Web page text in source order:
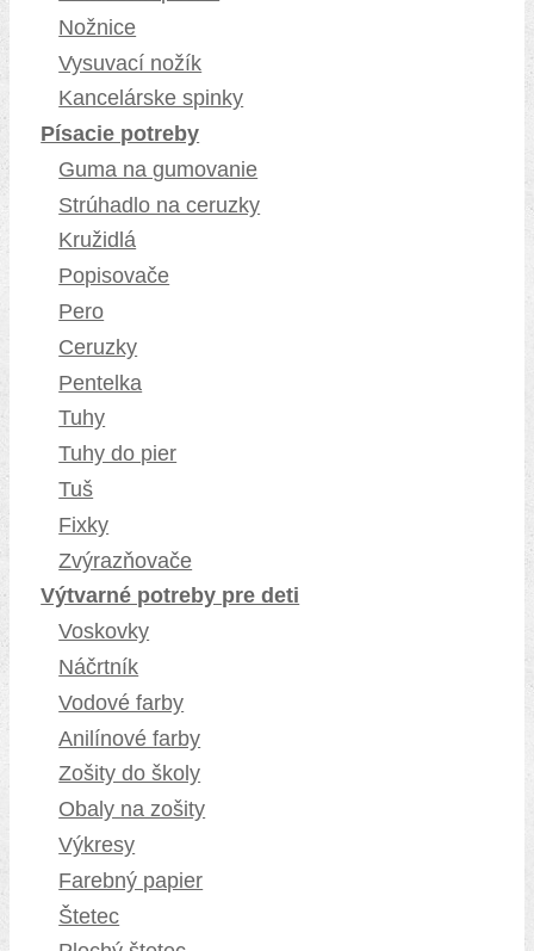
Nožnice
Vysuvací nožík
Kancelárske spinky
Písacie potreby
Guma na gumovanie
Strúhadlo na ceruzky
Kružidlá
Popisovače
Pero
Ceruzky
Pentelka
Tuhy
Tuhy do pier
Tuš
Fixky
Zvýrazňovače
Výtvarné potreby pre deti
Voskovky
Náčrtník
Vodové farby
Anilínové farby
Zošity do školy
Obaly na zošity
Výkresy
Farebný papier
Štetec